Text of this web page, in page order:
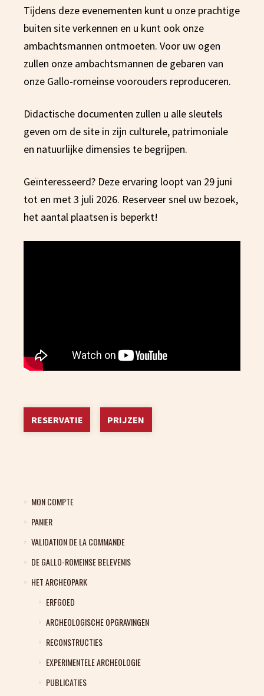
Tijdens deze evenementen kunt u onze prachtige
buiten site verkennen en u kunt ook onze
ambachtsmannen ontmoeten. Voor uw ogen
zullen onze ambachtsmannen de gebaren van
onze Gallo-romeinse voorouders reproduceren.
Didactische documenten zullen u alle sleutels
geven om de site in zijn culturele, patrimoniale
en natuurlijke dimensies te begrijpen.
Geïnteresseerd? Deze ervaring loopt van 29 juni
tot en met 3 juli 2026. Reserveer snel uw bezoek,
het aantal plaatsen is beperkt!
RESERVATIE PRIJZEN
MON COMPTE
PANIER
VALIDATION DE LA COMMANDE
DE GALLO-ROMEINSE BELEVENIS
HET ARCHEOPARK
ERFGOED
ARCHEOLOGISCHE OPGRAVINGEN
RECONSTRUCTIES
EXPERIMENTELE ARCHEOLOGIE
PUBLICATIES